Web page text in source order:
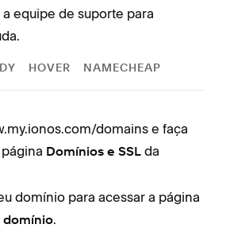
equipe de suporte para
HOVER NAMECHEAP
domains e faça
Domínios e SSL da
domínio para acessar a página
domínio.